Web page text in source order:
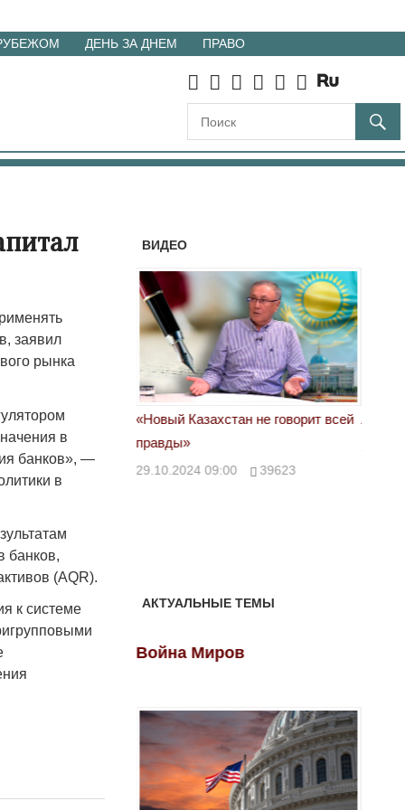
ДЕНЬ ЗА ДНЕМ ПРАВО
заявил
рынка
в
банков», —
в
банков,
(AQR).
к системе
ВИДЕО
в Жанаозене.
конфискации.
с
«Новый Казахстан не говорит всей
правды»
29.10.2024 09:00 39623
АКТУАЛЬНЫЕ ТЕМЫ
Война Миров